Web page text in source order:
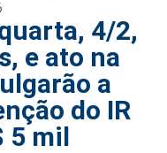
4/2,
e ato na
a
do IR
5 mil